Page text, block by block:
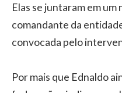
Elas se juntaram em
comandante da
convocada pelo
Por mais que Ednaldo